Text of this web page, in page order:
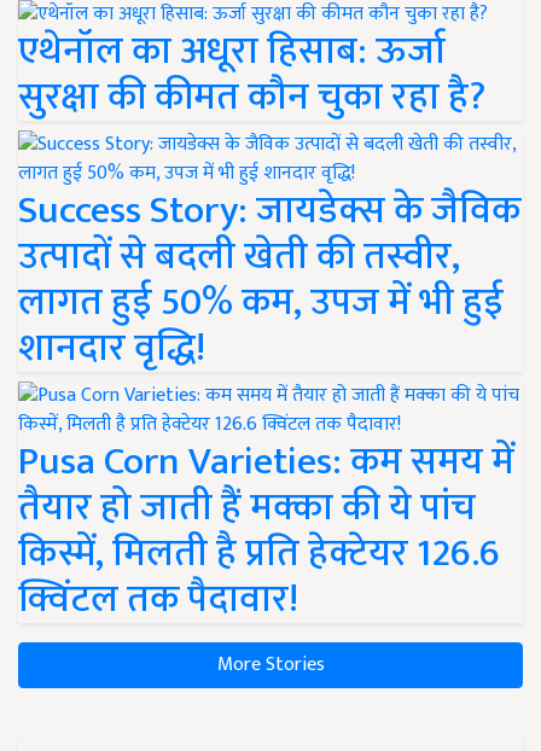
एथेनॉल का अधूरा हिसाब: ऊर्जा
सुरक्षा की कीमत कौन चुका रहा है?
Success Story: जायडेक्स के जैविक
उत्पादों से बदली खेती की तस्वीर,
लागत हुई 50% कम, उपज में भी हुई
शानदार वृद्धि!
Pusa Corn Varieties: कम समय में
तैयार हो जाती हैं मक्का की ये पांच
किस्में, मिलती है प्रति हेक्टेयर 126.6
क्विंटल तक पैदावार!
More Stories